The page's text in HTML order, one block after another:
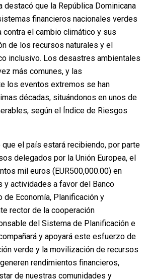
destacó que la República Dominicana
financieros nacionales verdes
contra el cambio climático y sus
de los recursos naturales y el
inclusivo. Los desastres ambientales
más comunes, y las
los eventos extremos se han
décadas, situándonos en unos de
según el Índice de Riesgos
el país estará recibiendo, por parte
delegados por la Unión Europea, el
mil euros (EUR500,000.00) en
y actividades a favor del Banco
de Economía, Planificación y
rector de la cooperación
del Sistema de Planificación e
y apoyará este esfuerzo de
verde y la movilización de recursos
rendimientos financieros,
de nuestras comunidades y